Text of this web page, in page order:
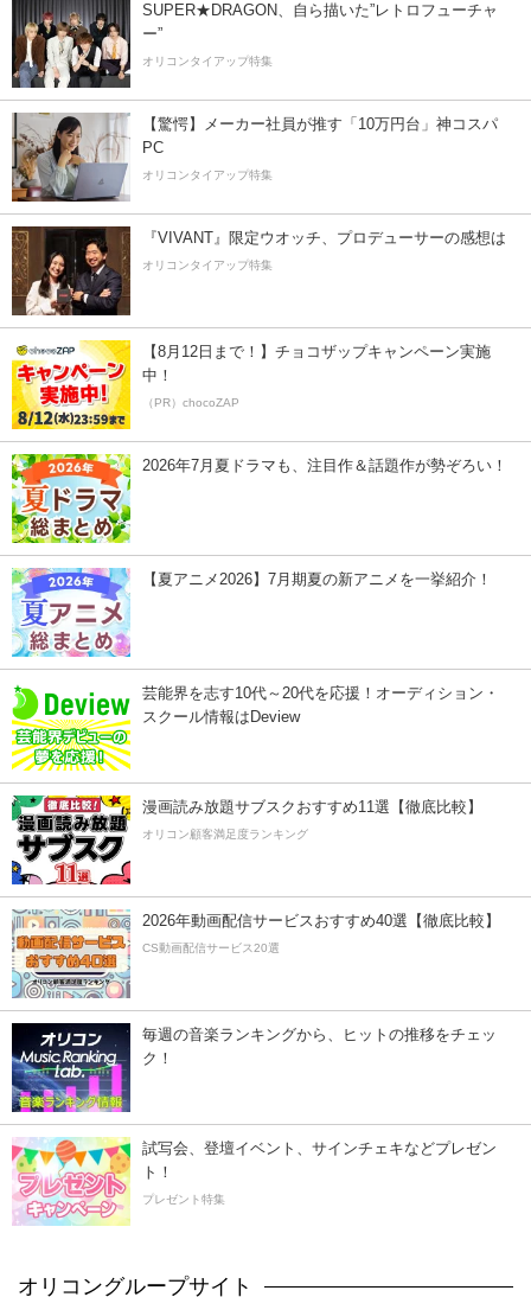
SUPER★DRAGON、自ら描いた”レトロフューチャ
ー”
オリコンタイアップ特集
【驚愕】メーカー社員が推す「10万円台」神コスパ
PC
オリコンタイアップ特集
『VIVANT』限定ウオッチ、プロデューサーの感想は
オリコンタイアップ特集
【8月12日まで！】チョコザップキャンペーン実施
中！
（PR）chocoZAP
2026年7月夏ドラマも、注目作＆話題作が勢ぞろい！
【夏アニメ2026】7月期夏の新アニメを一挙紹介！
芸能界を志す10代～20代を応援！オーディション・
スクール情報はDeview
漫画読み放題サブスクおすすめ11選【徹底比較】
オリコン顧客満足度ランキング
2026年動画配信サービスおすすめ40選【徹底比較】
CS動画配信サービス20選
毎週の音楽ランキングから、ヒットの推移をチェッ
ク！
試写会、登壇イベント、サインチェキなどプレゼン
ト！
プレゼント特集
オリコングループサイト